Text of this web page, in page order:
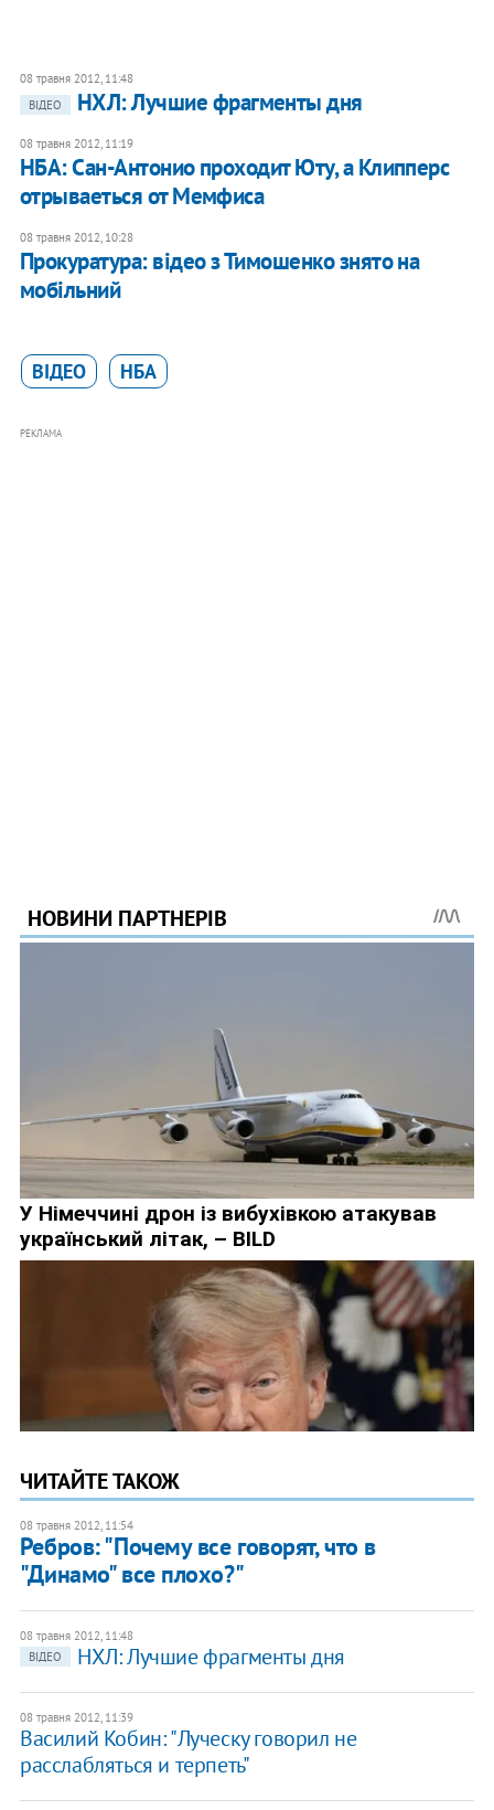
08 травня 2012, 11:48
ВІДЕО
НХЛ: Лучшие фрагменты дня
08 травня 2012, 11:19
НБА: Сан-Антонио проходит Юту, а Клипперс
отрываеться от Мемфиса
08 травня 2012, 10:28
Прокуратура: відео з Тимошенко знято на
мобільний
ВІДЕО НБА
РЕКЛАМА
ЧИТАЙТЕ ТАКОЖ
08 травня 2012, 11:54
Ребров: "Почему все говорят, что в
"Динамо" все плохо?"
08 травня 2012, 11:48
ВІДЕО
НХЛ: Лучшие фрагменты дня
08 травня 2012, 11:39
Василий Кобин: "Луческу говорил не
расслабляться и терпеть"